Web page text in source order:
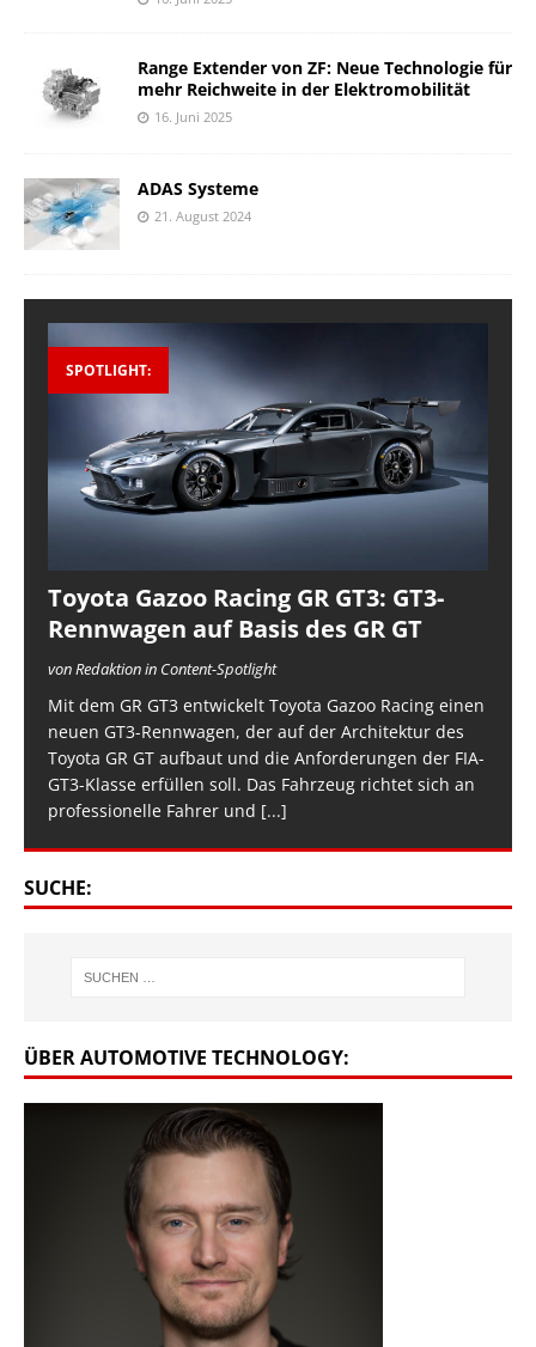
Range Extender von ZF: Neue Technologie für
mehr Reichweite in der Elektromobilität
16. Juni 2025
ADAS Systeme
21. August 2024
SPOTLIGHT:
Toyota Gazoo Racing GR GT3: GT3-
Rennwagen auf Basis des GR GT
von Redaktion in Content-Spotlight
Mit dem GR GT3 entwickelt Toyota Gazoo Racing einen
neuen GT3-Rennwagen, der auf der Architektur des
Toyota GR GT aufbaut und die Anforderungen der FIA-
GT3-Klasse erfüllen soll. Das Fahrzeug richtet sich an
professionelle Fahrer und [...]
SUCHE:
ÜBER AUTOMOTIVE TECHNOLOGY: